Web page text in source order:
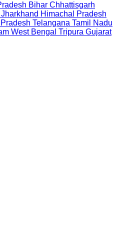
Bihar Chhattisgarh
Jharkhand Himachal Pradesh
Telangana Tamil Nadu
West Bengal Tripura Gujarat